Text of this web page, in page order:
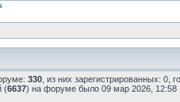
330 , из них зарегистрированных: 0,
(6637) на форуме было 09 мар 2026, 12:58